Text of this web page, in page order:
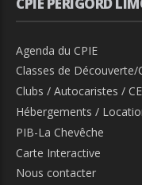
Agenda du CPIE
Classes de Découverte/
Clubs / Autocaristes / CE
Hébergements /
PIB-La Chevêche
Carte Interactive
Nous contacter